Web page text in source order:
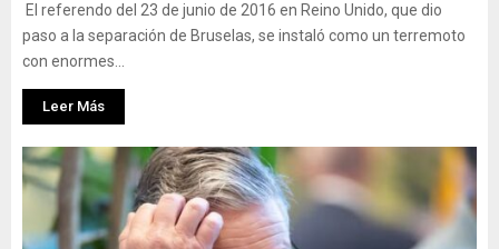
El referendo del 23 de junio de 2016 en Reino Unido, que dio
paso a la separación de Bruselas, se instaló como un terremoto
con enormes...
Leer Más